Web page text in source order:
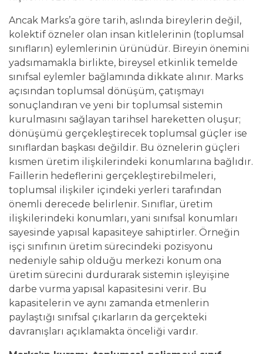
Ancak Marks’a göre tarih, aslında bireylerin değil,
kolektif özneler olan insan kitlelerinin (toplumsal
sınıfların) eylemlerinin ürünüdür. Bireyin önemini
yadsımamakla birlikte, bireysel etkinlik temelde
sınıfsal eylemler bağlamında dikkate alınır. Marks
açısından toplumsal dönüşüm, çatışmayı
sonuçlandıran ve yeni bir toplumsal sistemin
kurulmasını sağlayan tarihsel hareketten oluşur;
dönüşümü gerçekleştirecek toplumsal güçler ise
sınıflardan başkası değildir. Bu öznelerin güçleri
kısmen üretim ilişkilerindeki konumlarına bağlıdır.
Faillerin hedeflerini gerçekleştirebilmeleri,
toplumsal ilişkiler içindeki yerleri tarafından
önemli derecede belirlenir. Sınıflar, üretim
ilişkilerindeki konumları, yani sınıfsal konumları
sayesinde yapısal kapasiteye sahiptirler. Örneğin
işçi sınıfının üretim sürecindeki pozisyonu
nedeniyle sahip olduğu merkezi konum ona
üretim sürecini durdurarak sistemin işleyişine
darbe vurma yapısal kapasitesini verir. Bu
kapasitelerin ve aynı zamanda etmenlerin
paylaştığı sınıfsal çıkarların da gerçekteki
davranışları açıklamakta önceliği vardır.